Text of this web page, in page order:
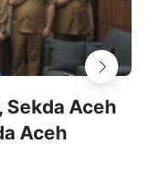
Sekda Aceh
Aceh